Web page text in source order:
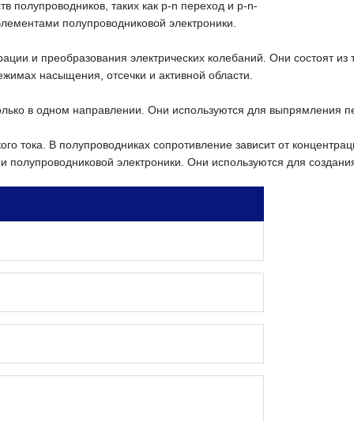
полупроводников, такихкакp-n переход и p-n-
полупроводниковой электроники.
и преобразования электрическихколебаний. Они состоятиз
насыщения, отсечки и активной области.
водном направлении. Они используются для выпрямления
тока. Вполупроводникахсопротивлениезависитот
полупроводниковой электроники. Они используются для